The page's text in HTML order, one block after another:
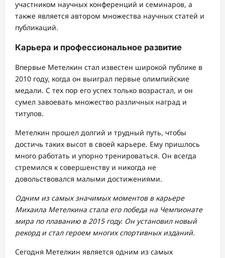
участником научных конференций и семинаров, а
также является автором множества научных статей и
публикаций.
Карьера и профессиональное развитие
Впервые Метелкин стал известен широкой публике в
2010 году, когда он выиграл первые олимпийские
медали. С тех пор его успех только возрастал, и он
сумел завоевать множество различных наград и
титулов.
Метелкин прошел долгий и трудный путь, чтобы
достичь таких высот в своей карьере. Ему пришлось
много работать и упорно тренироваться. Он всегда
стремился к совершенству и никогда не
довольствовался малыми достижениями.
Одним из самых значимых моментов в карьере
Михаила Метелкина стала его победа на Чемпионате
мира по плаванию в 2015 году. Он установил новый
рекорд и стал героем многих спортивных изданий.
Сегодня Метелкин является одним из самых